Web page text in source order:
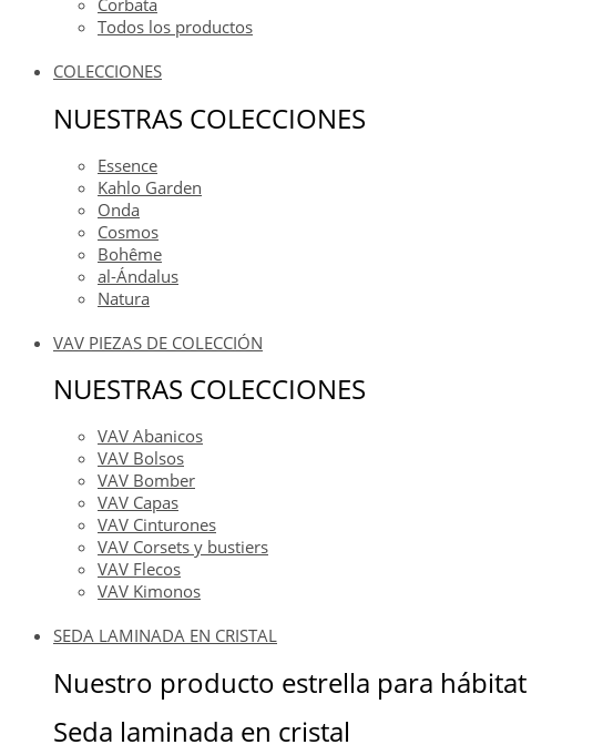
Corbata
Todos los productos
COLECCIONES
NUESTRAS COLECCIONES
Essence
Kahlo Garden
Onda
Cosmos
Bohême
al-Ándalus
Natura
VAV PIEZAS DE COLECCIÓN
NUESTRAS COLECCIONES
VAV Abanicos
VAV Bolsos
VAV Bomber
VAV Capas
VAV Cinturones
VAV Corsets y bustiers
VAV Flecos
VAV Kimonos
SEDA LAMINADA EN CRISTAL
Nuestro producto estrella para hábitat
Seda laminada en cristal